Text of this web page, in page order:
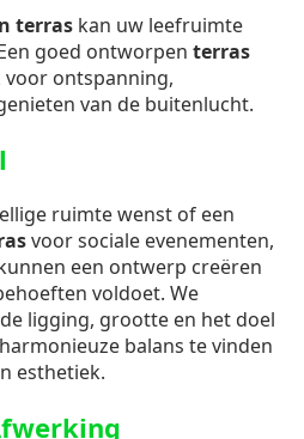
terras kan uw leefruimte
goed ontworpen terras
ontspanning,
van de buitenlucht.
ruimte wenst of een
voor sociale evenementen,
een ontwerp creëren
voldoet. We
ligging, grootte en het doel
balans te vinden
esthetiek.